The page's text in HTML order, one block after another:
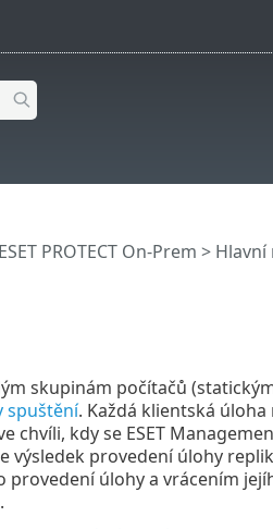
PROTECT On-Prem > Hlavní
skupinám počítačů
spuštění. Každá klientská
kdy se ESET
provedení úlohy
úlohy a vrácením
.